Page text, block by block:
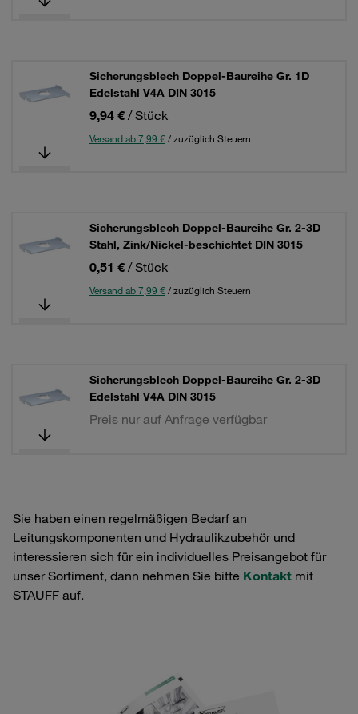
Sicherungsblech Doppel-Baureihe Gr. 1D
Edelstahl V4A DIN 3015
9,94 € / Stück
Versand ab 7,99 €/ zuzüglich Steuern
Sicherungsblech Doppel-Baureihe Gr. 2-3D
Stahl, Zink/Nickel-beschichtet DIN 3015
0,51 € / Stück
Versand ab 7,99 €/ zuzüglich Steuern
Sicherungsblech Doppel-Baureihe Gr. 2-3D
Edelstahl V4A DIN 3015
Preis nur auf Anfrage verfügbar
Sie haben einen regelmäßigen Bedarf an
Leitungskomponenten und Hydraulikzubehör und
interessieren sich für ein individuelles Preisangebot für
unser Sortiment, dann nehmen Sie bitte Kontakt mit
STAUFF auf.